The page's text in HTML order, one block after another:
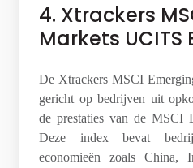
4. Xtrackers
Markets UCITS
De Xtrackers MSCI
gericht op bedrijven uit
de prestaties van de MSCI
Deze index bevat
economieën zoals China,